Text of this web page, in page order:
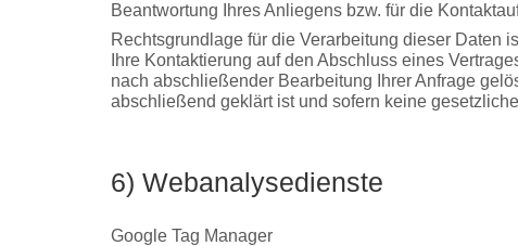
Beantwortung Ihres Anliegens bzw. für die
Rechtsgrundlage für die Verarbeitung dieser Daten
Ihre Kontaktierung auf den Abschluss eines
nach abschließender Bearbeitung Ihrer Anfrage
abschließend geklärt ist und sofern keine
6) Webanalysedienste
Google Tag Manager